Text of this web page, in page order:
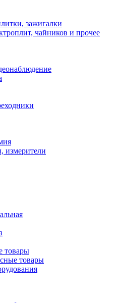
зажигалки
чайников и прочее
измерители
товары
товары